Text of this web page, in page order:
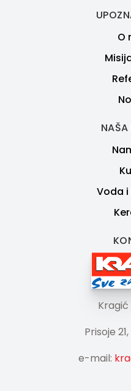
O
Voda
Kragić
Prisoje
e-mail: